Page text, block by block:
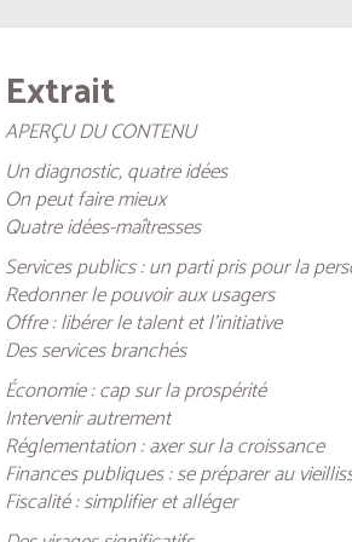
Extrait
APERÇU DU CONTENU
Un diagnostic, quatre idées
On peut faire mieux
Quatre idées-maîtresses
Services publics : un parti pris pour la
Redonner le pouvoir aux usagers
Offre : libérer le talent et l’initiative
Des services branchés
Économie : cap sur la prospérité
Intervenir autrement
Réglementation : axer sur la croissance
Finances publiques : se préparer au
Fiscalité : simplifier et alléger